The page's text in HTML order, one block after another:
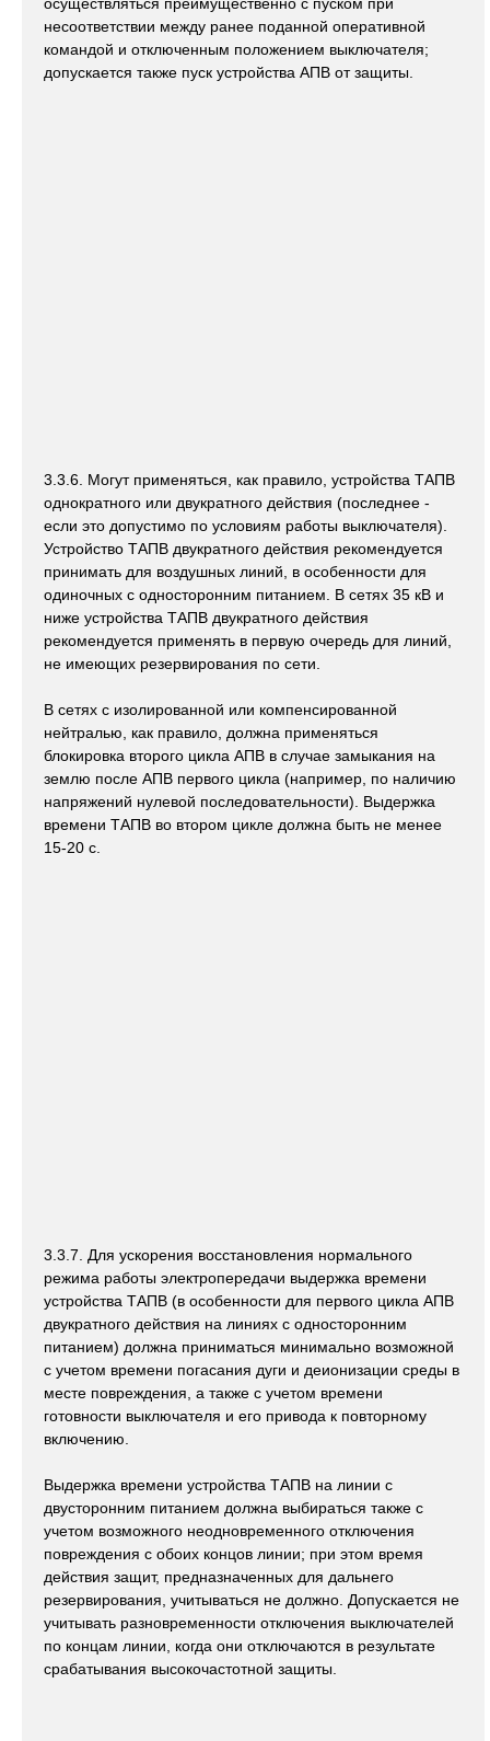
несоответствии между ранее поданной оперативной
командой и отключенным положением выключателя;
допускается также пуск устройства АПВ от защиты.
3.3.6. Могут применяться, как правило, устройства ТАПВ
однократного или двукратного действия (последнее -
если это допустимо по условиям работы выключателя).
Устройство ТАПВ двукратного действия рекомендуется
принимать для воздушных линий, в особенности для
одиночных с односторонним питанием. В сетях 35 кВ и
ниже устройства ТАПВ двукратного действия
рекомендуется применять в первую очередь для линий,
не имеющих резервирования по сети.
В сетях с изолированной или компенсированной
нейтралью, как правило, должна применяться
блокировка второго цикла АПВ в случае замыкания на
землю после АПВ первого цикла (например, по наличию
напряжений нулевой последовательности). Выдержка
времени ТАПВ во втором цикле должна быть не менее
15-20 с.
3.3.7. Для ускорения восстановления нормального
режима работы электропередачи выдержка времени
устройства ТАПВ (в особенности для первого цикла АПВ
двукратного действия на линиях с односторонним
питанием) должна приниматься минимально возможной
с учетом времени погасания дуги и деионизации среды в
месте повреждения, а также с учетом времени
готовности выключателя и его привода к повторному
включению.
Выдержка времени устройства ТАПВ на линии с
двусторонним питанием должна выбираться также с
учетом возможного неодновременного отключения
повреждения с обоих концов линии; при этом время
действия защит, предназначенных для дальнего
резервирования, учитываться не должно. Допускается не
учитывать разновременности отключения выключателей
по концам линии, когда они отключаются в результате
срабатывания высокочастотной защиты.